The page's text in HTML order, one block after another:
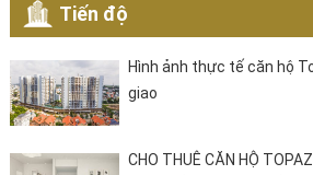
Tiến độ
Hình ảnh thực tế căn hộ
giao
CHO THUÊ CĂN HỘ